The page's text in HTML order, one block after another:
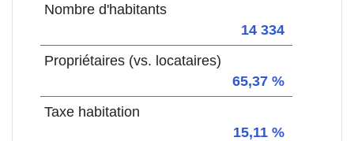
Nombre d'habitants
14 334
Propriétaires (vs. locataires)
65,37 %
Taxe habitation
15,11 %